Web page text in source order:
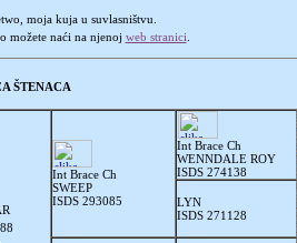
moja kuja u suvlasništvu.
možete naći na njenoj web stranici
ŠTENACA
Int Brace Ch
SWEEP
ISDS 293085
Int Brace Ch
WENNDALE ROY
ISDS 274138
LYN
ISDS 271128